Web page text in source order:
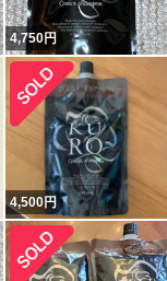
4,750円
4,500円